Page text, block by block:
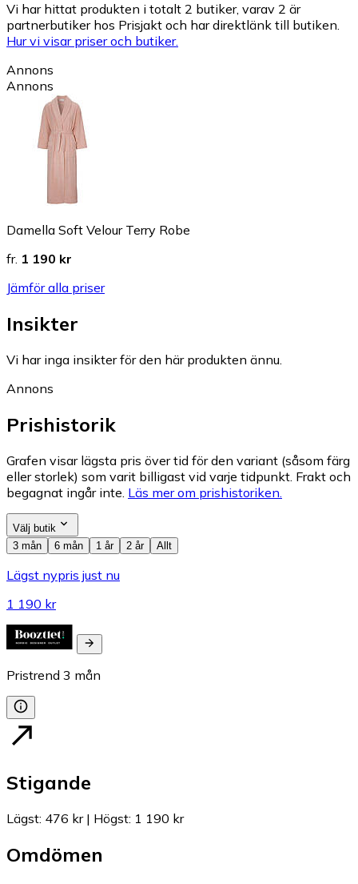
Vi har hittat produkten i totalt 2 butiker, varav 2 är
partnerbutiker hos Prisjakt och har direktlänk till butiken.
Hur vi visar priser och butiker.
Annons
Annons
Damella Soft Velour Terry Robe
fr. 1 190 kr
Jämför alla priser
Insikter
Vi har inga insikter för den här produkten ännu.
Annons
Prishistorik
Grafen visar lägsta pris över tid för den variant (såsom färg
eller storlek) som varit billigast vid varje tidpunkt. Frakt och
begagnat ingår inte. Läs mer om prishistoriken.
Välj butik
3 mån
6 mån 1 år 2 år Allt
Lägst nypris just nu
1 190 kr
Pristrend 3 mån
Stigande
Lägst: 476 kr| Högst: 1 190 kr
Omdömen